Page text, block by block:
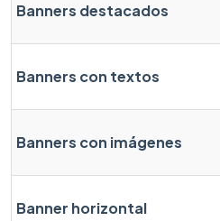
Banners destacados
Banners con textos
Banners con imágenes
Banner horizontal